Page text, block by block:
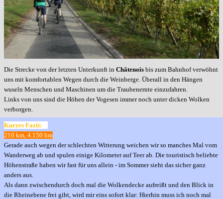
Die Strecke von der letzten Unterkunft in Châtenois bis zum Bahnhof verwöhnt
uns mit komfortablen Wegen durch die Weinberge. Überall in den Hängen
wuseln Menschen und Maschinen um die Traubenernte einzufahren.
Links von uns sind die Höhen der Vogesen immer noch unter dicken Wolken
verborgen.
Kurzes Fazit:
210 km, 4.150 hm
Gerade auch wegen der schlechten Witterung weichen wir so manches Mal vom
Wanderweg ab und spulen einige Kilometer auf Teer ab. Die touristisch beliebte
Höhenstraße haben wir fast für uns allein - im Sommer sieht das sicher ganz
anders aus.
Als dann zwischendurch doch mal die Wolkendecke aufreißt und den Blick in
die Rheinebene frei gibt, wird mireins sofort klar: Hierhin muss ich noch mal